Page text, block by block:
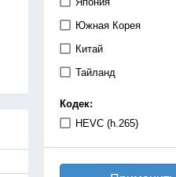
дзёсей
драма
игры
киберпанк
Южная Корея
Китай
Тайланд
Кодек:
HEVC (h.265)